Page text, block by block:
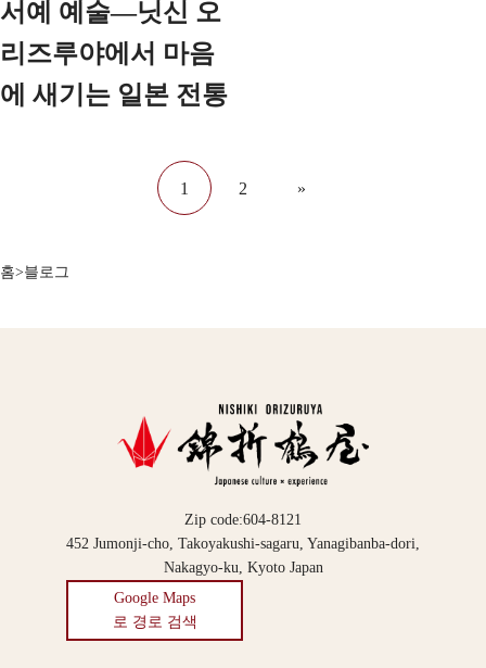
서예 예술—닛신 오
리즈루야에서 마음
에 새기는 일본 전통
1 2 »
홈>블로그
Zip code:604-8121
452 Jumonji-cho, Takoyakushi-sagaru, Yanagibanba-dori,
Nakagyo-ku, Kyoto Japan
Google Maps
로 경로 검색